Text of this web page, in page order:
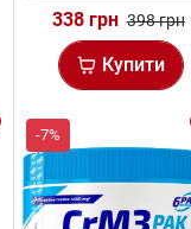
338 грн 398 грн
Купити
-7%